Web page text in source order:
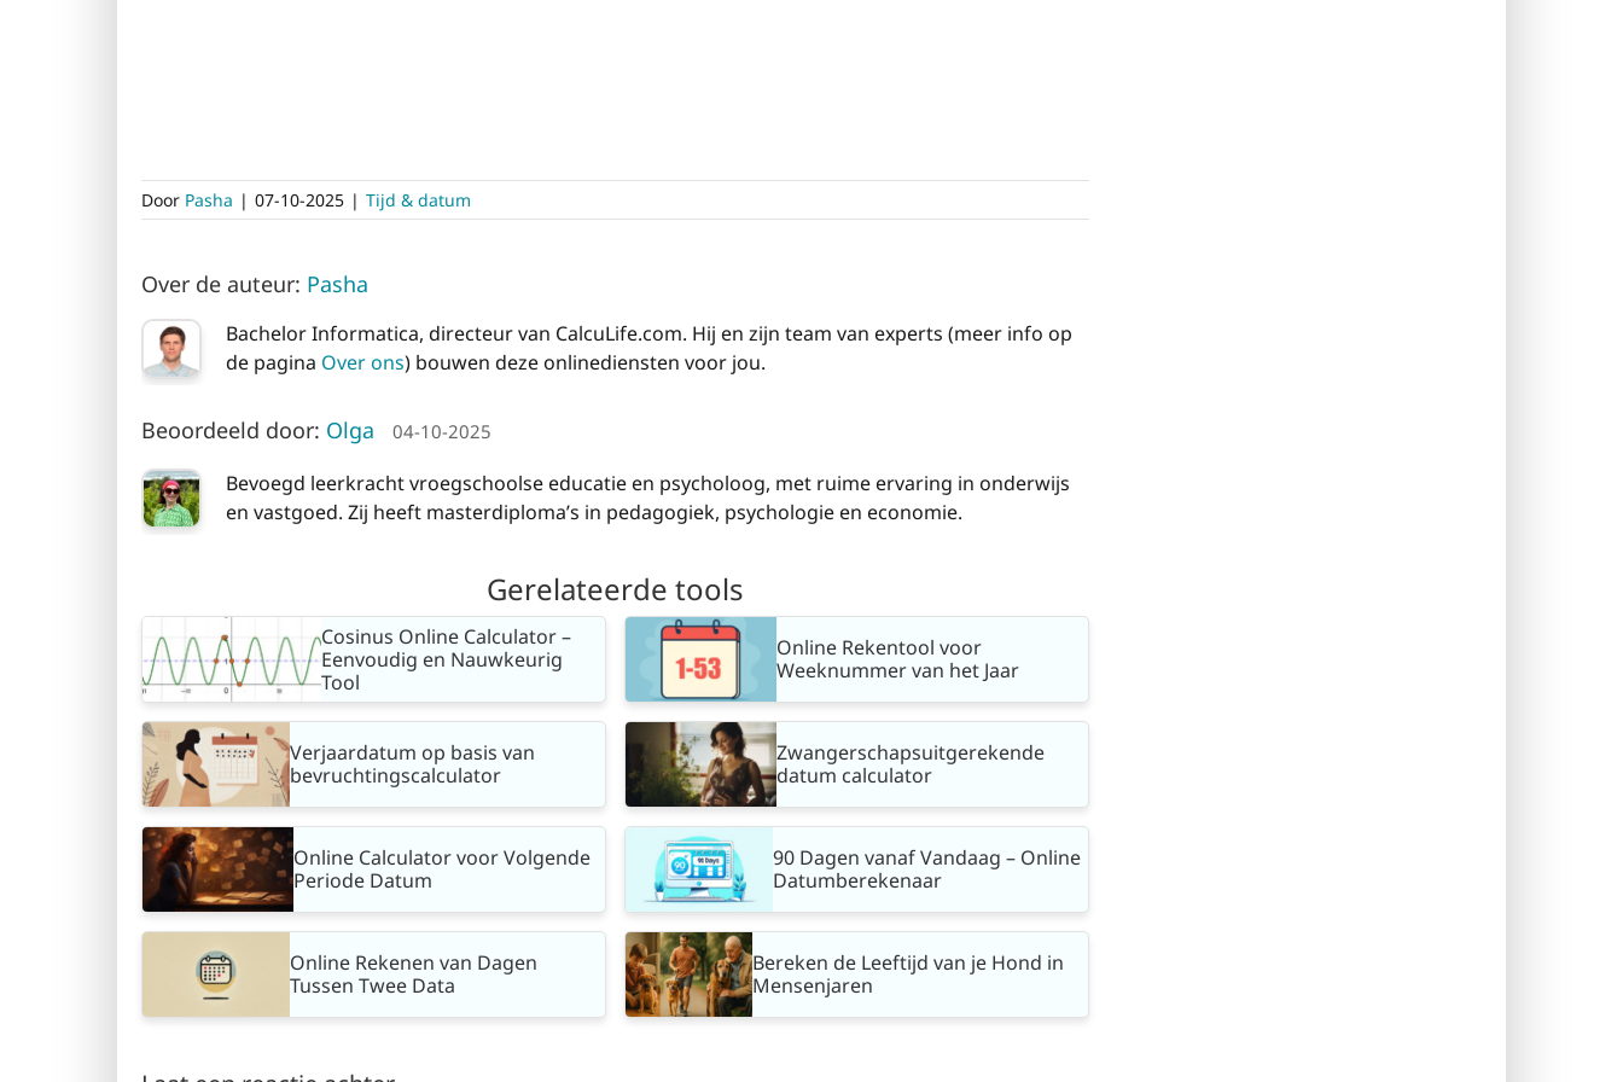
Door Pasha | 07-10-2025 | Tijd & datum
Over de auteur: Pasha
Bachelor Informatica, directeur van CalcuLife.com. Hij en zijn team van experts (meer info op
de pagina Over ons) bouwen deze onlinediensten voor jou.
Beoordeeld door: Olga 04-10-2025
Bevoegd leerkracht vroegschoolse educatie en psycholoog, met ruime ervaring in onderwijs
en vastgoed. Zij heeft masterdiploma’s in pedagogiek, psychologie en economie.
Gerelateerde tools
Cosinus Online Calculator –
Eenvoudig en Nauwkeurig
Tool
Online Rekentool voor
Weeknummer van het Jaar
Verjaardatum op basis van
bevruchtingscalculator
Zwangerschapsuitgerekende
datum calculator
Online Calculator voor Volgende
Periode Datum
90 Dagen vanaf Vandaag – Online
Datumberekenaar
Online Rekenen van Dagen
Tussen Twee Data
Bereken de Leeftijd van je Hond in
Mensenjaren